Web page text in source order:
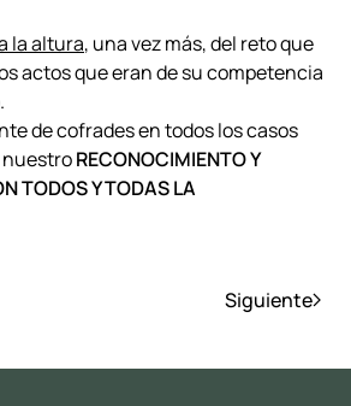
la altura, una vez más, del reto que
actos que eran de su competencia
de cofrades en todos los casos
nuestroRECONOCIMIENTO Y
TODOS Y TODAS LA
Siguiente